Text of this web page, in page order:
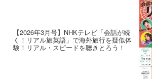
【2026年3月号】NHKテレビ「会話が続
く！リアル旅英語」で海外旅行を疑似体
験！リアル・スピードを聴きとろう！